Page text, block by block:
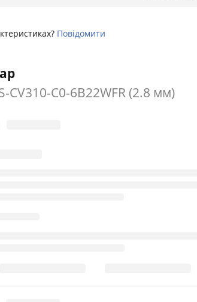
Повідомити
CV310-C0-6B22WFR (2.8 мм)